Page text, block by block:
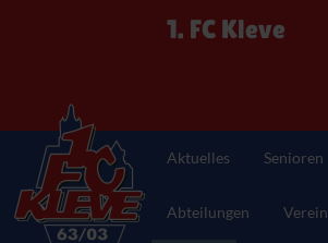
1. FC Kleve
Aktuelles Senioren
Abteilungen Verein